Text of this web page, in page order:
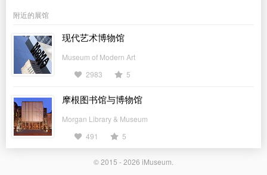
附近的展馆
现代艺术博物馆
Museum of Modern Art
2983
5
摩根图书馆与博物馆
Morgan Library & Museum
491
5
© 2015 - 2026 iMuseum